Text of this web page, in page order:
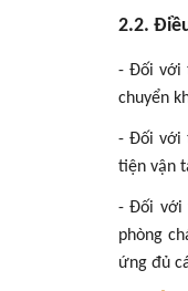
2.2.
- Đối với
chuyển
- Đối với
tiện vận
- Đối với
phòng
ứng đủ